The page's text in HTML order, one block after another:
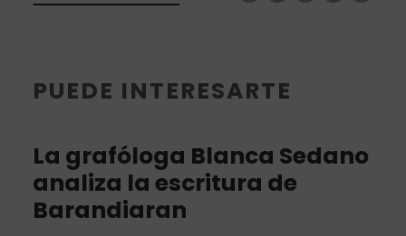
PUEDE INTERESARTE
La grafóloga Blanca Sedano
analiza la escritura de
Barandiaran